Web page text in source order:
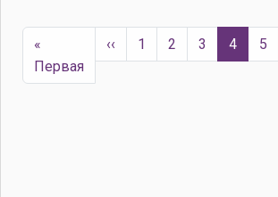
Нумерация страниц
«
ПерваяПервая страница
‹‹ Предыдущая страница
1 2 3 4 5